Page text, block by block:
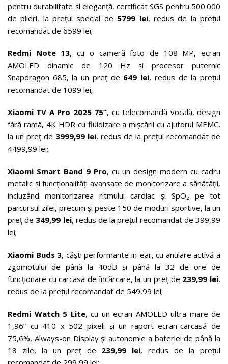
pentru durabilitate și eleganță, certificat SGS pentru 500.000
de plieri, la prețul special de 5799 lei, redus de la prețul
recomandat de 6599 lei;
Redmi Note 13, cu o cameră foto de 108 MP, ecran
AMOLED dinamic de 120 Hz și procesor puternic
Snapdragon 685, la un preț de 649 lei, redus de la prețul
recomandat de 1099 lei;
Xiaomi TV A Pro 2025 75”, cu telecomandă vocală, design
fără ramă, 4K HDR cu fluidizare a mișcării cu ajutorul MEMC,
la un preț de 3999,99 lei, redus de la prețul recomandat de
4499,99 lei;
Xiaomi Smart Band 9 Pro, cu un design modern cu cadru
metalic și funcționalități avansate de monitorizare a sănătății,
incluzând monitorizarea ritmului cardiac și SpO₂ pe tot
parcursul zilei, precum și peste 150 de moduri sportive, la un
preț de 349,99 lei, redus de la prețul recomandat de 399,99
lei;
Xiaomi Buds 3, căști performante in-ear, cu anulare activă a
zgomotului de până la 40dB și până la 32 de ore de
funcționare cu carcasa de încărcare, la un preț de 239,99 lei,
redus de la prețul recomandat de 549,99 lei;
Redmi Watch 5 Lite, cu un ecran AMOLED ultra mare de
1,96” cu 410 x 502 pixeli și un raport ecran-carcasă de
75,6%, Always-on Display și autonomie a bateriei de până la
18 zile, la un preț de 239,99 lei, redus de la prețul